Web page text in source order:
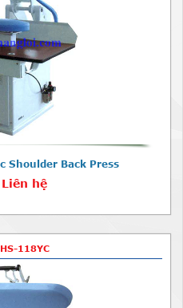
Shoulder Back Press
Liên hệ
HS-118YC